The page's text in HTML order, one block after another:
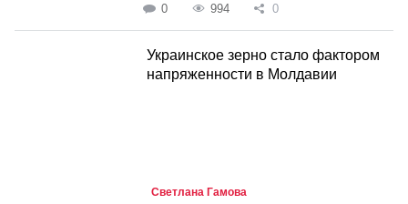
0 994 0
Украинское зерно стало фактором
напряженности в Молдавии
Светлана Гамова